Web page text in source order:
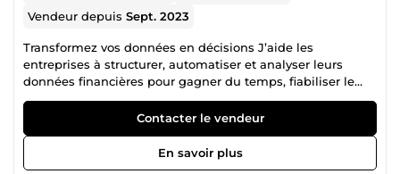
Vendeur depuisSept. 2023
Transformez vos données en décisions J’aide les
entreprises à structurer, automatiser et analyser leurs
données financières pour gagner du temps, fiabiliser le
reporting et piloter la performance. ✔️ +50 projets livrés ✔️
Reporting financier Excel &amp; Power BI ✔️
Automatisation finance (Power Query, macros) ✔️ Décisions
basées sur des chiffres fiables 🚀 Mes services Suivi de la
performance, trésorerie, rentabilité, budgets. Facturation,
Contacter le vendeur
En savoir plus